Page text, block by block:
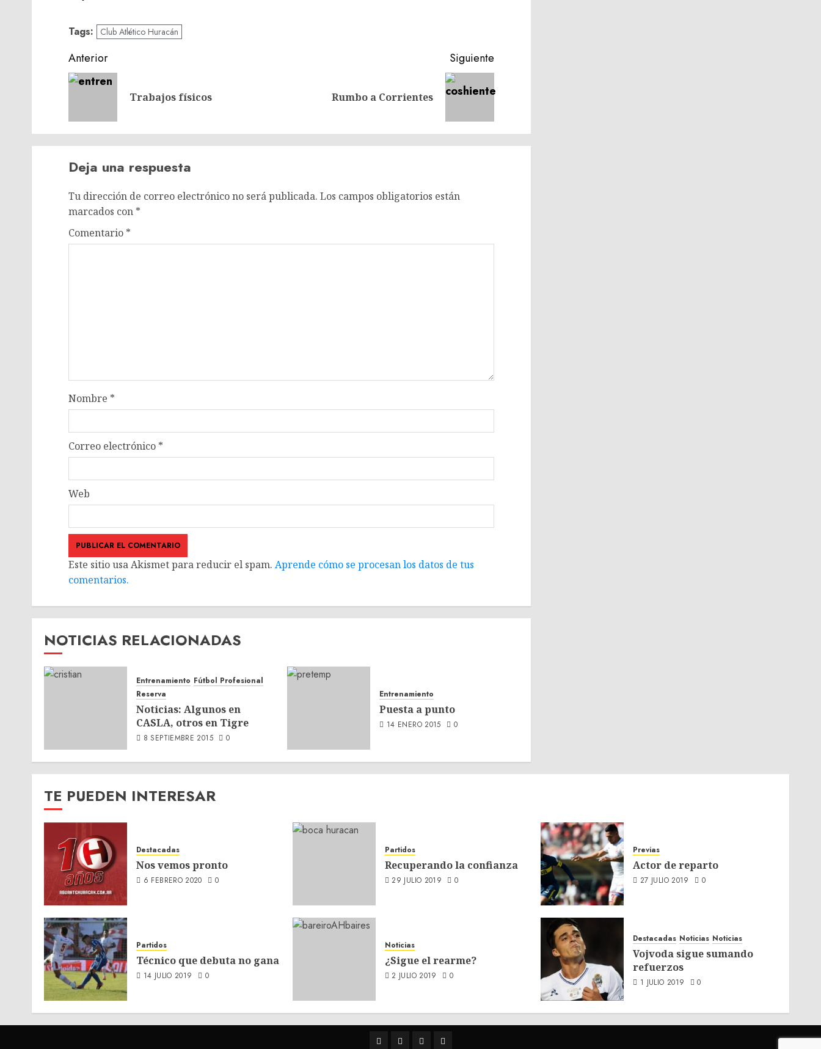
Tags: Club Atlético Huracán
Navegación
de
entradas
Anterior
Trabajos físicos
Siguiente
Rumbo a Corrientes
Deja una respuesta
Tu dirección de correo electrónico no será publicada. Los campos obligatorios están
marcados con *
Comentario *
Nombre *
Correo electrónico *
Web
Este sitio usa Akismet para reducir el spam. Aprende cómo se procesan los datos de tus
comentarios.
NOTICIAS RELACIONADAS
Entrenamiento Fútbol Profesional
Reserva
Noticias: Algunos en
CASLA, otros en Tigre
8 SEPTIEMBRE 2015 0
Entrenamiento
Puesta a punto
14 ENERO 2015 0
TE PUEDEN INTERESAR
Destacadas
Nos vemos pronto
6 FEBRERO 2020 0
Partidos
Recuperando la confianza
29 JULIO 2019 0
Previas
Actor de reparto
27 JULIO 2019 0
Partidos
Técnico que debuta no gana
14 JULIO 2019 0
Noticias
¿Sigue el rearme?
2 JULIO 2019 0
Destacadas Noticias Noticias
Vojvoda sigue sumando
refuerzos
1 JULIO 2019 0
TwitterYoutubeFacebookInstagram